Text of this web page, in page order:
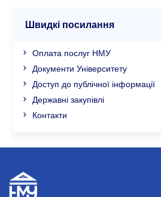
Швидкі посилання
Оплата послуг НМУ
Документи Університету
Доступ до публічної інформації
Державні закупівлі
Контакти